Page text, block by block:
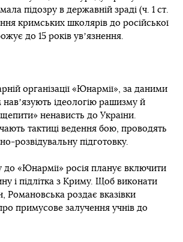
підозру в державній зраді (ч. 1 ст.
кримських школярів до російської
до 15 років увʼязнення.
організації «Юнармії», за даними
ідеологію рашизму й
ненависть до України.
тактиці ведення бою, проводять
розвідувальну підготовку.
до «Юнармії» росія планує включити
і підлітка з Криму. Щоб виконати
Романовська роздає вказівки
примусове залучення учнів до